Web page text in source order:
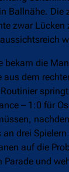
Ballnähe. Die
zwar
bekam die
aus dem
– 1:0 für
an drei
auf die
Parade und